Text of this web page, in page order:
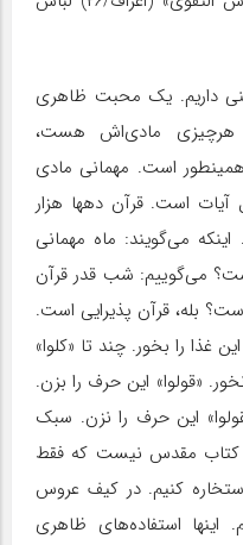
داریم. یک محبت ظاهری
هرچیزی مادی‌اش هست،
است. مهمانی مادی
است. قرآن دهها هزار
می‌گویند: ماه مهمانی
می‌گوییم: شب قدر قرآن
بله، قرآن پذیرایی است.
غذا را بخور. چند تا «کلوا»
«قولوا» این حرف را بزن.
این حرف را نزن. سبک
کتاب مقدس نیست که فقط
کنیم. در کیف عروس
اینها استفاده‌های ظاهری